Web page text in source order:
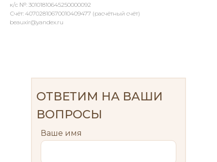
к/с №: 30101810645250000092
Счёт: 40702810670010409477 (расчётный счёт)
beauxir@yandex.ru
ОТВЕТИМ НА ВАШИ
ВОПРОСЫ
Ваше имя